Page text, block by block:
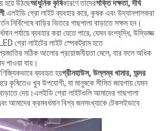
হয়ে উঠছেআধুনিক কৃষিকারণে তাদেরশক্তি দক্ষতা, দীর্ঘ
.এলইডি গ্রো লাইট ব্যবহার করে, কৃষক এবং উদ্যানপালকরা
নির্বিশেষে বাড়ির ভিতরে গাছপালা বাড়াতে সক্ষম হন।
পর্যায়ে ব্যবহার করা যেতে পারে, যেমন বংশবৃদ্ধি, উদ্ভিজ্জ
গ্রো লাইটের লাইট স্পেকট্রাম হতে
সঠিক আলোর প্রয়োজনীয়তা মেলে, যার ফলে অধিক
পাওয়া যায়।
ব্যবহৃত হয়গ্রীনহাউস, উল্লম্ব খামার, অন্দর
কৃষিতেও খুব উপযোগী, যা মানুষকে সীমিত জায়গায় যেমন
বাড়াতে দেয়।এলইডি গ্রো লাইটগুলি আমাদের গাছপালা
আমাদের ক্রমবর্ধমান বিশ্ব জনসংখ্যাকে টেকসইভাবে